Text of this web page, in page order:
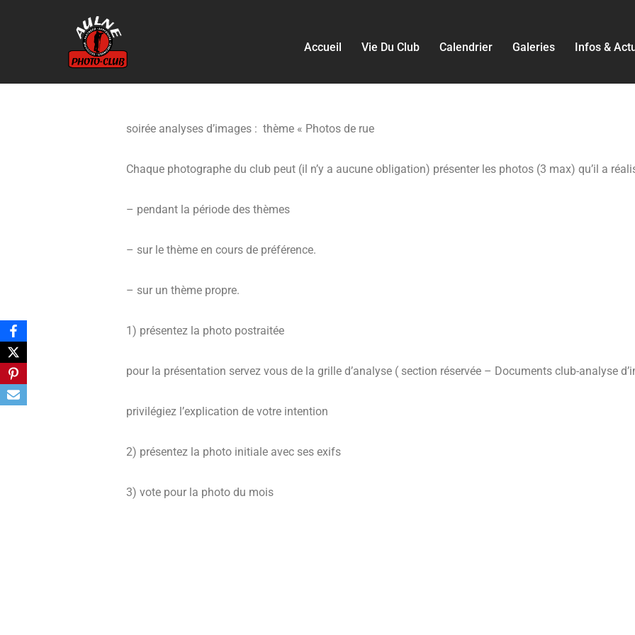
Accueil Vie Du Club Calendrier Galeries Infos &
soirée analyses d’images : thème « Photos de rue
Chaque photographe du club peut (il n’y a aucune obligation) présenter les photos (3 max) qu’il a
– pendant la période des thèmes
– sur le thème en cours de préférence.
– sur un thème propre.
1) présentez la photo postraitée
pour la présentation servez vous de la grille d’analyse ( section réservée – Documents club-analyse
privilégiez l’explication de votre intention
2) présentez la photo initiale avec ses exifs
3) vote pour la photo du mois